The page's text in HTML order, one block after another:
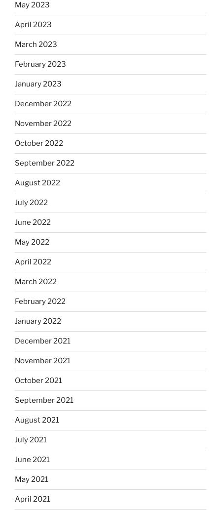
May 2023
April 2023
March 2023
February 2023
January 2023
December 2022
November 2022
October 2022
September 2022
August 2022
July 2022
June 2022
May 2022
April 2022
March 2022
February 2022
January 2022
December 2021
November 2021
October 2021
September 2021
August 2021
July 2021
June 2021
May 2021
April 2021